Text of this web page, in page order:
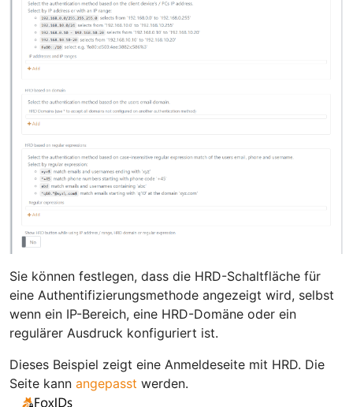
Sie können festlegen, dass die HRD-Schaltfläche für
eine Authentifizierungsmethode angezeigt wird, selbst
wenn ein IP-Bereich, eine HRD-Domäne oder ein
regulärer Ausdruck konfiguriert ist.
Dieses Beispiel zeigt eine Anmeldeseite mit HRD. Die
Seite kann angepasst werden.